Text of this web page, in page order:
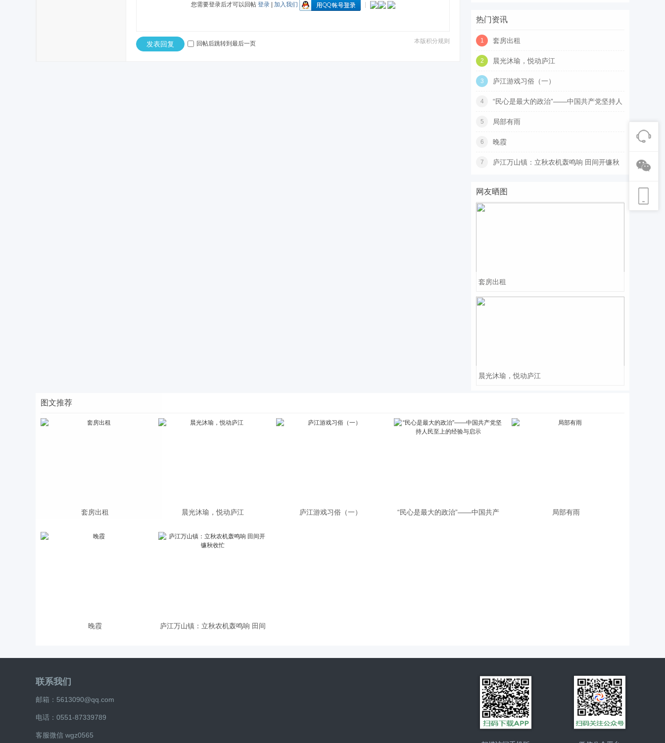
您需要登录后才可以回帖 登录| 加入我们
本版积分规则
发表回复 回帖后跳转到最后一页
热门资讯
1 套房出租
2 晨光沐瑜，悦动庐江
3 庐江游戏习俗（一）
4 “民心是最大的政治”——中国共产党坚持人
5 局部有雨
6 晚霞
7 庐江万山镇：立秋农机轰鸣响 田间开镰秋
网友晒图
套房出租
晨光沐瑜，悦动庐江
图文推荐
套房出租 晨光沐瑜，悦动庐江 庐江游戏习俗（一） “民心是最大的政治”——中国共产 局部有雨
晚霞 庐江万山镇：立秋农机轰鸣响 田间
联系我们
邮箱：5613090@qq.com
电话：0551-87339789
客服微信 wgz0565